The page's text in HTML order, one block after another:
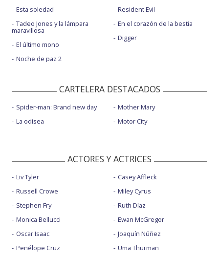
Esta soledad
Tadeo Jones y la lámpara
maravillosa
El último mono
Noche de paz 2
Resident Evil
En el corazón de la bestia
Digger
CARTELERA DESTACADOS
Spider-man: Brand new day
La odisea
Mother Mary
Motor City
ACTORES Y ACTRICES
Liv Tyler
Russell Crowe
Stephen Fry
Monica Bellucci
Oscar Isaac
Penélope Cruz
Casey Affleck
Miley Cyrus
Ruth Díaz
Ewan McGregor
Joaquín Núñez
Uma Thurman